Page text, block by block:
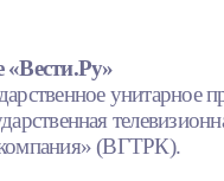
«Вести.Ру»
унитарное
(ВГТРК).